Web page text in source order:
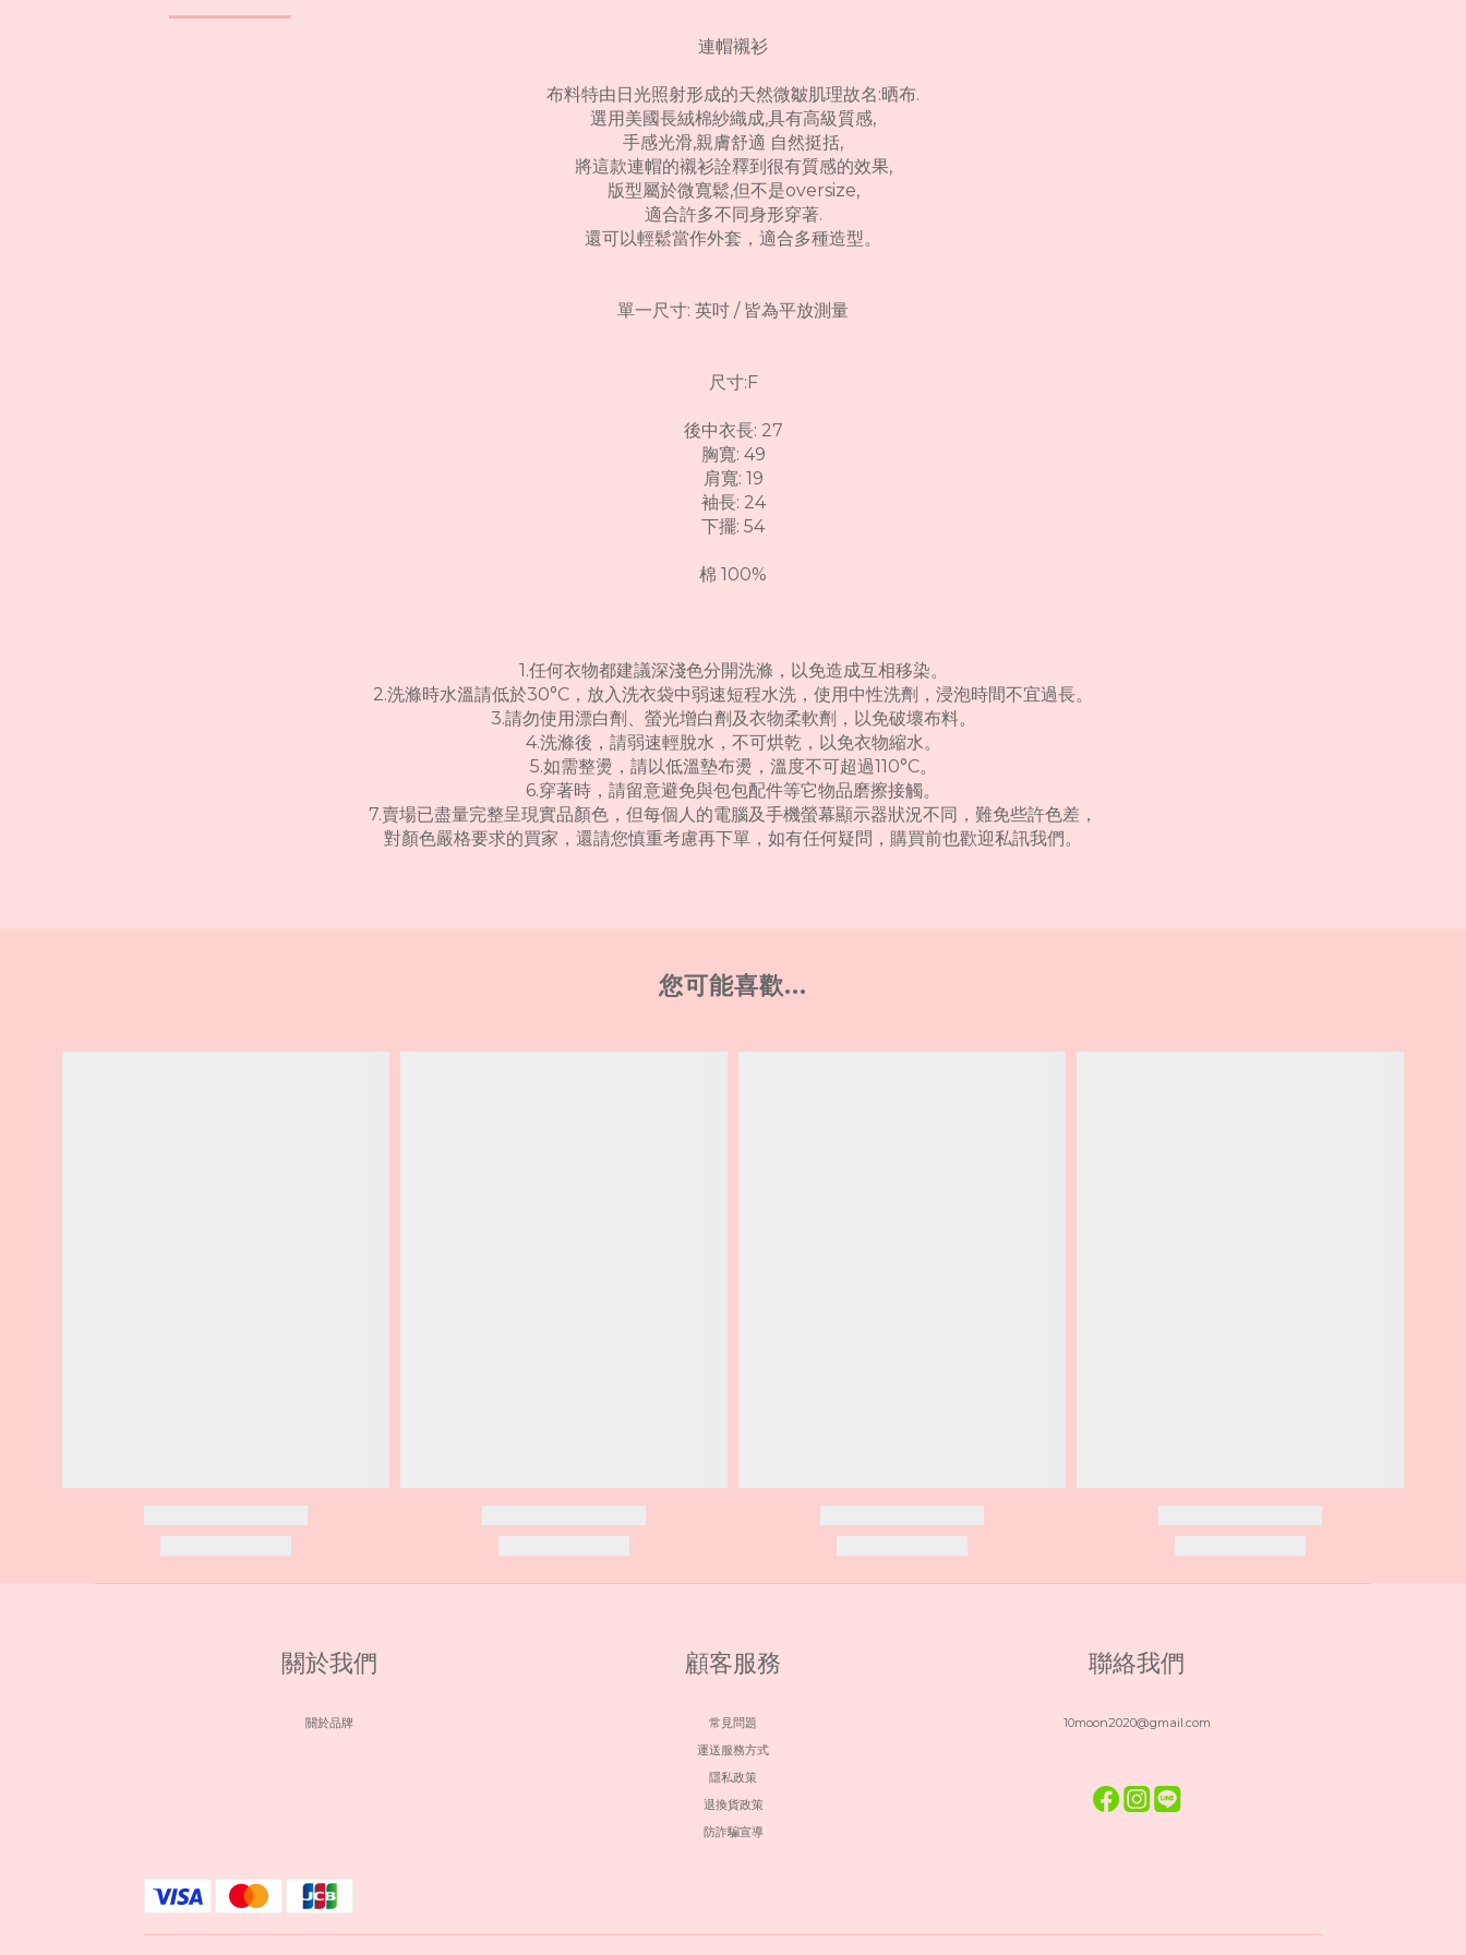
連帽襯衫
布料特由日光照射形成的天然微皺肌理故名:晒布.
選用美國長絨棉紗織成,具有高級質感,
手感光滑,親膚舒適 自然挺括,
將這款連帽的襯衫詮釋到很有質感的效果,
版型屬於微寬鬆,但不是oversize,
適合許多不同身形穿著.
還可以輕鬆當作外套，適合多種造型。
單一尺寸: 英吋 / 皆為平放測量
尺寸:F
後中衣長: 27
胸寬: 49
肩寬: 19
袖長: 24
下擺: 54
棉 100%
1.任何衣物都建議深淺色分開洗滌，以免造成互相移染。
2.洗滌時水溫請低於30°C，放入洗衣袋中弱速短程水洗，使用中性洗劑，浸泡時間不宜過長。
3.請勿使用漂白劑、螢光增白劑及衣物柔軟劑，以免破壞布料。
4.洗滌後，請弱速輕脫水，不可烘乾，以免衣物縮水。
5.如需整燙，請以低溫墊布燙，溫度不可超過110°C。
6.穿著時，請留意避免與包包配件等它物品磨擦接觸。
7.賣場已盡量完整呈現實品顏色，但每個人的電腦及手機螢幕顯示器狀況不同，難免些許色差，
對顏色嚴格要求的買家，還請您慎重考慮再下單，如有任何疑問，購買前也歡迎私訊我們。
您可能喜歡...
關於我們
關於品牌
顧客服務
常見問題
運送服務方式
隱私政策
退換貨政策
防詐騙宣導
聯絡我們
10moon2020@gmail.com